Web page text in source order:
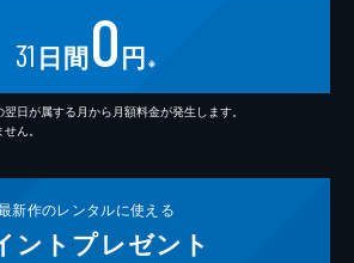
31 日間0円 ※
日が属する月から月額料金が発生します。
ん。
新作のレンタルに使える
ント プレゼント